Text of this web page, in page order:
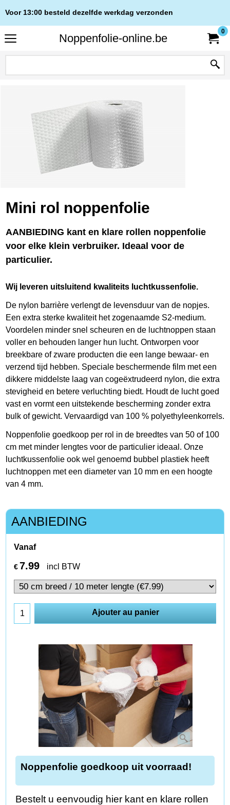
Voor 13:00 besteld dezelfde werkdag verzonden
Noppenfolie-online.be
0
Mini rol noppenfolie
AANBIEDING kant en klare rollen noppenfolie
voor elke klein verbruiker. Ideaal voor de
particulier.
Wij leveren uitsluitend kwaliteits luchtkussenfolie.
De nylon barrière verlengt de levensduur van de nopjes.
Een extra sterke kwaliteit het zogenaamde S2-medium.
Voordelen minder snel scheuren en de luchtnoppen staan
voller en behouden langer hun lucht. Ontworpen voor
breekbare of zware producten die een lange bewaar- en
verzend tijd hebben. Speciale beschermende film met een
dikkere middelste laag van cogeëxtrudeerd nylon, die extra
stevigheid en betere verluchting biedt. Houdt de lucht goed
vast en vormt een uitstekende bescherming zonder extra
bulk of gewicht. Vervaardigd van 100 % polyethyleenkorrels.
Noppenfolie goedkoop per rol in de breedtes van 50 of 100
cm met minder lengtes voor de particulier ideaal. Onze
luchtkussenfolie ook wel genoemd bubbel plastiek heeft
luchtnoppen met een diameter van 10 mm en een hoogte
van 4 mm.
AANBIEDING
Vanaf
€7.99 incl BTW
Ajouter au panier
Noppenfolie goedkoop uit voorraad!
Bestelt u eenvoudig hier kant en klare rollen